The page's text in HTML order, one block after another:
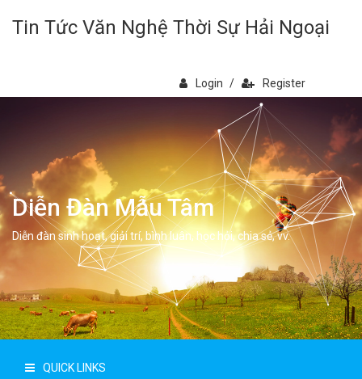
Tin Tức Văn Nghệ Thời Sự Hải Ngoại
Login / Register
Diễn Đàn Mẫu Tâm
Diễn đàn sinh hoạt, giải trí, bình luân, học hỏi, chia sẻ, vv.
QUICK LINKS